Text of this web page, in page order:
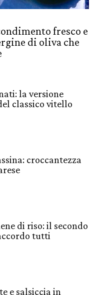
fresco e
di oliva che
la versione
classico vitello
croccantezza
di riso: il secondo
tutti
e salsiccia in